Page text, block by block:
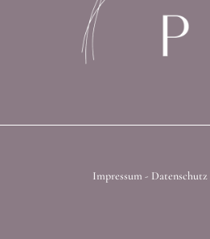
Impressum - Datenschutz